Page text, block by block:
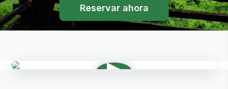
Mbaracayú Lodge es un hotel
Paraguay.
Reservar ahora